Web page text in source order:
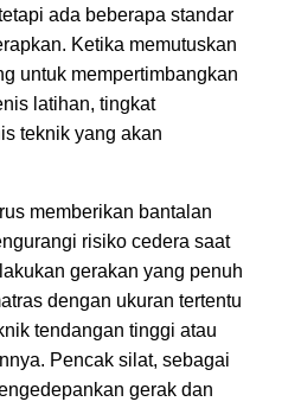
ada beberapa standar
Ketika memutuskan
untuk mempertimbangkan
latihan, tingkat
teknik yang akan
memberikan bantalan
risiko cedera saat
gerakan yang penuh
dengan ukuran tertentu
tendangan tinggi atau
Pencak silat, sebagai
gerak dan